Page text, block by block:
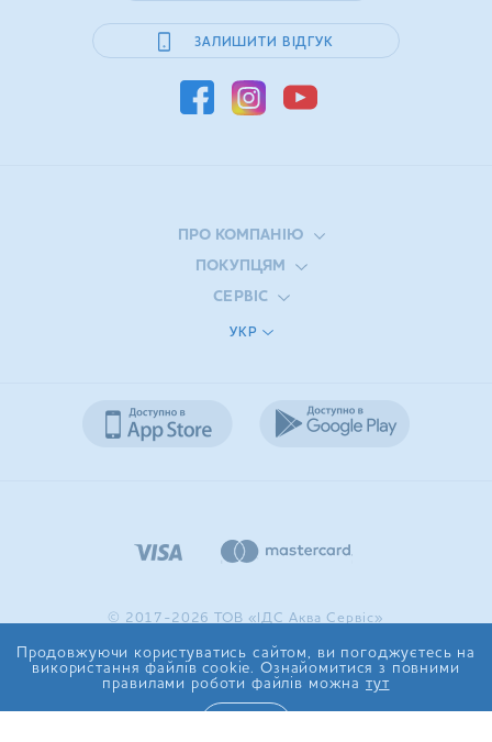
ЗАЛИШИТИ ВІДГУК
ПРО КОМПАНІЮ
ПОКУПЦЯМ
СЕРВІС
УКР
© 2017-2026 ТОВ «ІДС Аква Сервіс»
Продовжуючи користуватись сайтом, ви погоджуєтесь на
використання файлів cookie. Ознайомитися з повними
правилами роботи файлів можна тут